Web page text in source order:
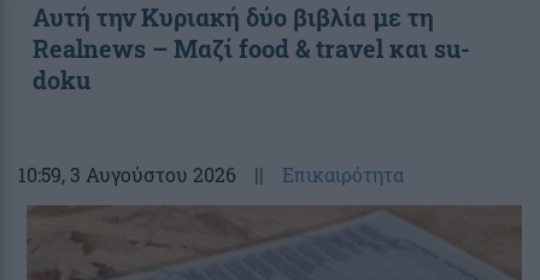
Αυτή την Κυριακή δύο βιβλία με τη
Realnews – Μαζί food & travel και su-
doku
10:59, 3 Αυγούστου 2026 || Επικαιρότητα